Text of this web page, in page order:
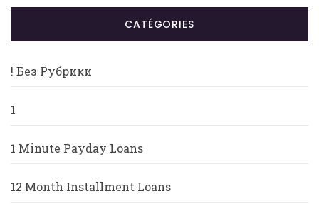
CATÉGORIES
! Без Рубрики
1
1 Minute Payday Loans
12 Month Installment Loans